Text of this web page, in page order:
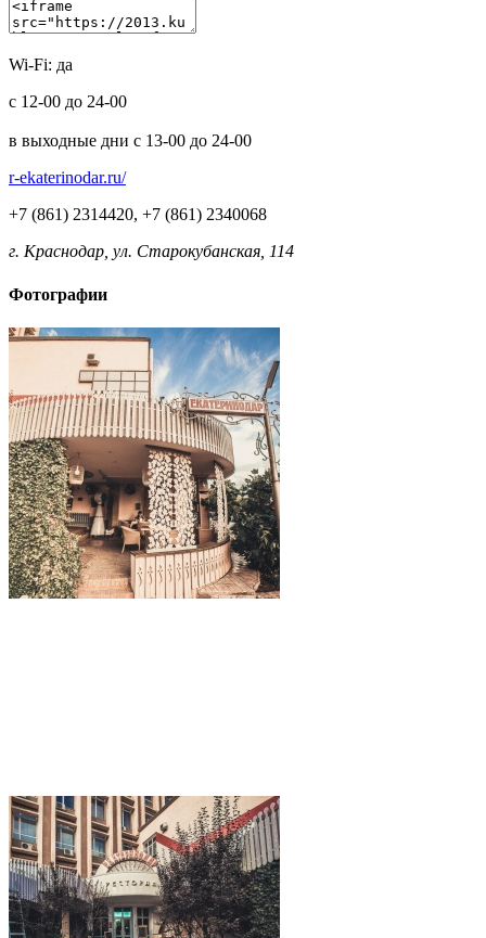
Wi-Fi: да
с 12-00 до 24-00
в выходные дни с 13-00 до 24-00
r-ekaterinodar.ru/
+7 (861) 2314420, +7 (861) 2340068
г. Краснодар, ул. Старокубанская, 114
Фотографии